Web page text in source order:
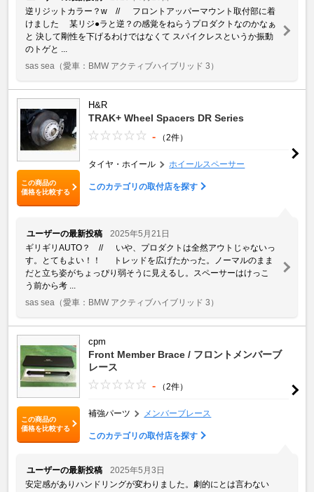
逆リジットカラー？w // フロントアッパーマウント取付部に着
けました 某リジ●ラと逆？の感覚をねらうプロダクトなのかなぁ
と 決して剛性を下げるわけではなくて スパイクレスというか振動
のトゲと ...
sas sea （愛車：BMW アクティブハイブリッド 3）
この商品の
価格を比較する
H&R
TRAK+ Wheel Spacers DR Series
- （2件）
タイヤ・ホイール ホイールスペーサー
このカテゴリの取付店を探す
ユーザーの最新投稿
2025年5月21日
ギリギリAUTO？ // いや、プロダクトは全然アウトじゃないっ
す。とてもよい！！ トレッドを広げたかった。ノーマルのまま
だと立ち姿がちょっぴり弱そうに見えるし。スペーサーはけっこ
う前から考 ...
sas sea （愛車：BMW アクティブハイブリッド 3）
この商品の
価格を比較する
cpm
Front Member Brace / フロントメンバーブ
レース
- （2件）
補強パーツ メンバーブレース
このカテゴリの取付店を探す
ユーザーの最新投稿
2025年5月3日
安定感がありハンドリングが変わりました。劇的にとは言わない